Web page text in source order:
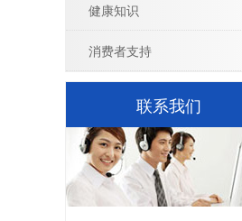
健康知识
消费者支持
联系我们